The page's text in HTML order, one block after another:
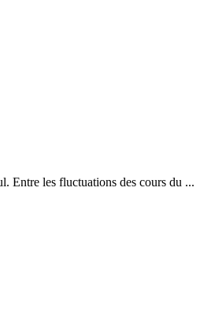
Entre les fluctuations des cours du ...